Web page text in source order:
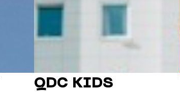
QDC KIDS